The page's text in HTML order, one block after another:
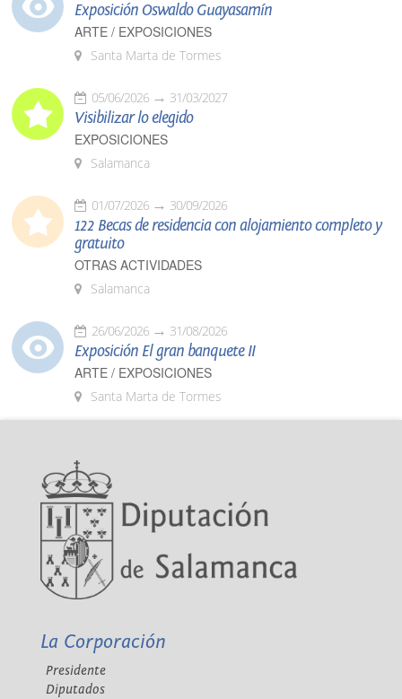
Exposición Oswaldo Guayasamín
ARTE / EXPOSICIONES
Santa Marta de Tormes
05/06/2026 31/03/2027
Visibilizar lo elegido
EXPOSICIONES
Salamanca
01/07/2026 30/09/2026
122 Becas de residencia con alojamiento completo y
gratuito
OTRAS ACTIVIDADES
Salamanca
26/06/2026 31/08/2026
Exposición El gran banquete II
ARTE / EXPOSICIONES
Santa Marta de Tormes
La Corporación
Presidente
Diputados